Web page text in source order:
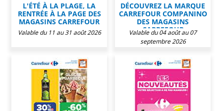
L'ÉTÉ À LA PLAGE, LA
RENTRÉE À LA PAGE DES
MAGASINS CARREFOUR
Valable du 11 au 31 août 2026
DÉCOUVREZ LA MARQUE
CARREFOUR COMPANINO
DES MAGASINS
CARREFOUR
Valable du 04 août au 07
septembre 2026